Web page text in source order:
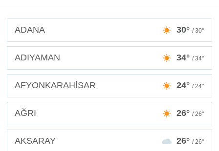
ADANA 30° / 30°
ADIYAMAN 34° / 34°
AFYONKARAHİSAR 24° / 24°
AĞRI 26° / 26°
AKSARAY 26° / 26°